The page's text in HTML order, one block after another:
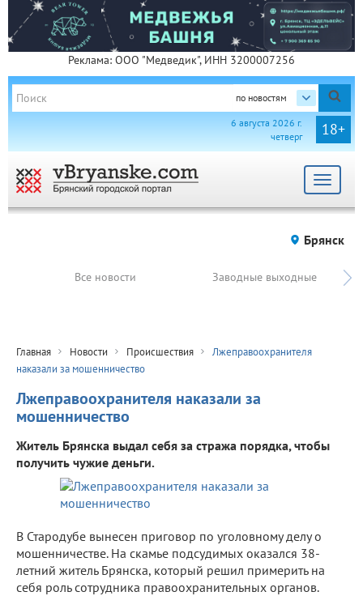
Реклама: ООО "Медведик", ИНН 3200007256
по новостям
18+
6 августа 2026 г.
четверг
Toggle
Брянск
Все новости Заводные выходные
Главная Новости Происшествия
Лжеправоохранителя
наказали за мошенничество
Лжеправоохранителя наказали за
мошенничество
Житель Брянска выдал себя за стража порядка, чтобы
получить чужие деньги.
В Стародубе вынесен приговор по уголовному делу о
мошенничестве. На скамье подсудимых оказался 38-
летний житель Брянска, который решил примерить на
себя роль сотрудника правоохранительных органов.